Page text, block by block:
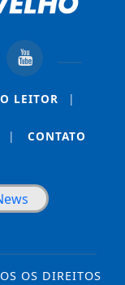
LEITOR |
| CONTATO
OS DIREITOS